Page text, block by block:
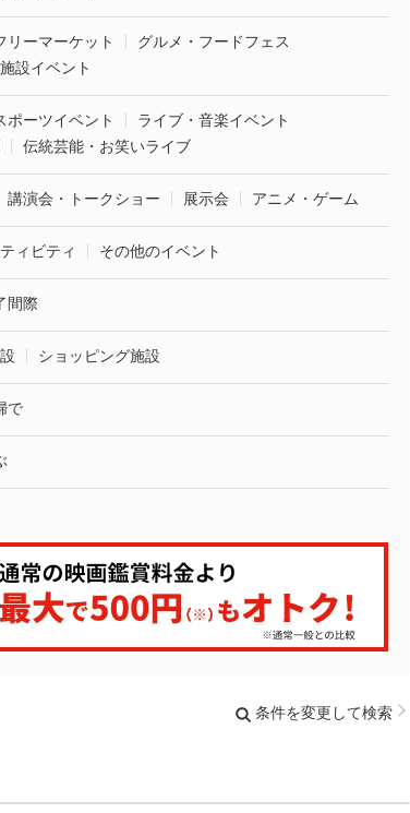
リーマーケット
グルメ・フードフェス
設イベント
ポーツイベント
ライブ・音楽イベント
伝統芸能・お笑いライブ
講演会・トークショー 展示会 アニメ・ゲーム
ィビティ その他のイベント
間際
ショッピング施設
で
条件を変更して検索